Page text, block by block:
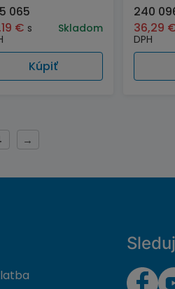
065
€ s
Skladom
Kúpiť
240
36,29
DPH
→